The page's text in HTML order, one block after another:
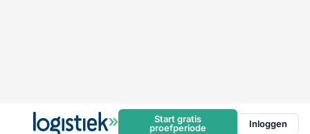
Start gratis
proefperiode
Inloggen